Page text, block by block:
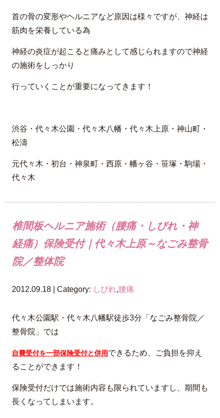
首の骨の変形やヘルニアなど原因は様々ですが、神経は
筋肉を栄養している為
神経の炎症が起こると痛みとして感じられますので神経
の施術をしっかり
行っていくことが重要になってきます！
渋谷・代々木公園・代々木八幡・代々木上原・神山町・
松濤
元代々木・初台・神泉町・西原・幡ヶ谷・笹塚・駒場・
代々木
椎間板ヘルニア施術（腰痛・しびれ・神
経痛）保険受付｜代々木上原～なごみ整骨
院／整体院
2012.09.18 | Category: しびれ,腰痛
代々木公園駅・代々木八幡駅徒歩3分「なごみ整骨院／
整骨院」では
自費受付を一部保険受付と併用できるため、ご負担を抑え
ることができます！
保険受付だけでは施術内容も限られていますし、期間も
長くなってしまいます。